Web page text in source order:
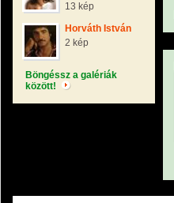
13 kép
Horváth István
2 kép
Böngéssz a galériák
között!